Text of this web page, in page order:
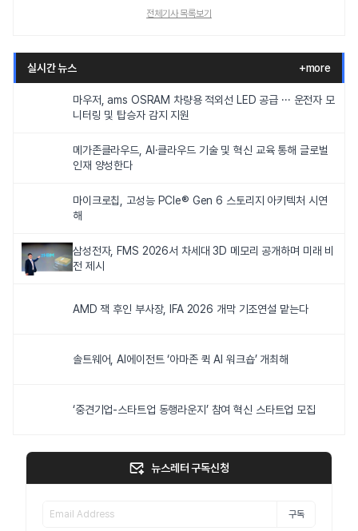
전체기사 목록보기
실시간 뉴스 +more
마우저, ams OSRAM 차량용 적외선 LED 공급 ··· 운전자 모
니터링 및 탑승자 감지 지원
메가존클라우드, AI·클라우드 기술 및 혁신 교육 통해 글로벌
인재 양성한다
마이크로칩, 고성능 PCIe® Gen 6 스토리지 아키텍처 시연
해
삼성전자, FMS 2026서 차세대 3D 메모리 공개하며 미래 비
전 제시
AMD 잭 후인 부사장, IFA 2026 개막 기조연설 맡는다
솔트웨어, AI에이전트 ‘아마존 퀵 AI 워크숍’ 개최해
‘중견기업-스타트업 동행라운지’ 참여 혁신 스타트업 모집
뉴스레터 구독신청
구독